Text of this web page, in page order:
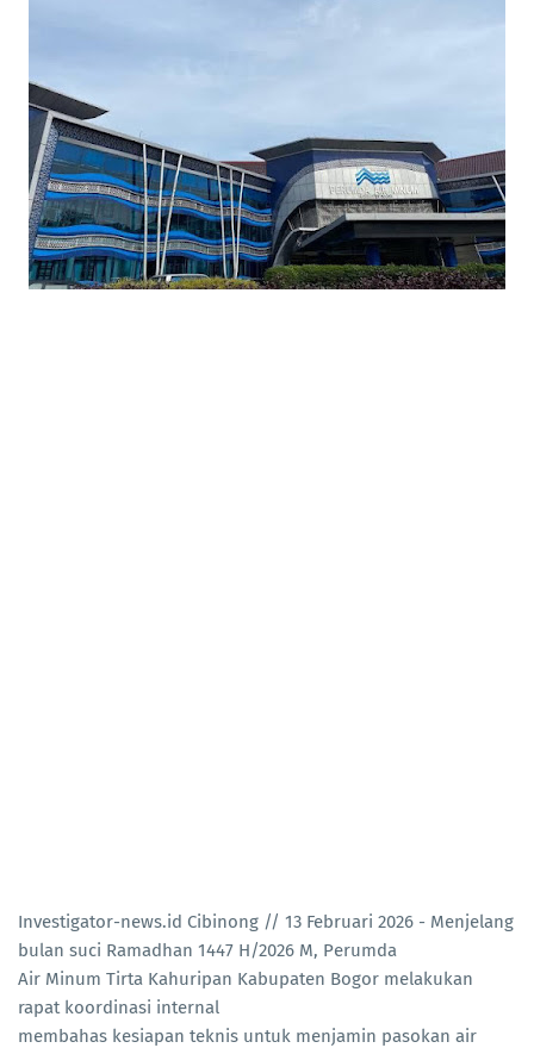
Investigator-news.id Cibinong // 13 Februari 2026 - Menjelang
bulan suci Ramadhan 1447 H/2026 M, Perumda
Air Minum Tirta Kahuripan Kabupaten Bogor melakukan
rapat koordinasi internal
membahas kesiapan teknis untuk menjamin pasokan air